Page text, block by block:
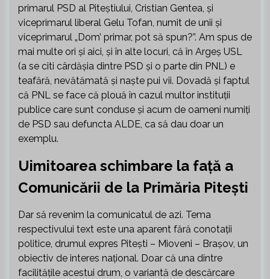
primarul PSD al Piteștiului, Cristian Gentea, și
viceprimarul liberal Gelu Tofan, numit de unii și
viceprimarul „Dom’ primar, pot să spun?”. Am spus de
mai multe ori și aici, și în alte locuri, că în Argeș USL
(a se citi cârdășia dintre PSD și o parte din PNL) e
teafără, nevătămată și naște pui vii. Dovadă și faptul
că PNL se face că plouă în cazul multor instituții
publice care sunt conduse și acum de oameni numiți
de PSD sau defuncta ALDE, ca să dau doar un
exemplu.
Uimitoarea schimbare la față a
Comunicării de la Primăria Pitești
Dar să revenim la comunicatul de azi. Tema
respectivului text este una aparent fără conotații
politice, drumul expres Pitești – Mioveni – Brașov, un
obiectiv de interes național. Doar că una dintre
facilitățile acestui drum, o variantă de descărcare